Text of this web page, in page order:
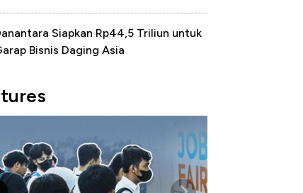
Siapkan Rp44,5 Triliun untuk
Bisnis Daging Asia